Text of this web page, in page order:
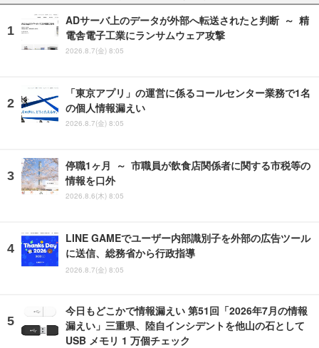
ADサーバ上のデータが外部へ転送されたと判断 ～ 精
電舎電子工業にランサムウェア攻撃
2026.8.7(金) 8:05
「東京アプリ」の運営に係るコールセンター業務で1名
の個人情報漏えい
2026.8.7(金) 8:05
停職1ヶ月 ～ 市職員が飲食店関係者に関する市税等の
情報を口外
2026.8.6(木) 8:05
LINE GAMEでユーザー内部識別子を外部の広告ツール
に送信、総務省から行政指導
2026.8.7(金) 8:05
今日もどこかで情報漏えい 第51回「2026年7月の情報
漏えい」三重県、陸自インシデントを他山の石として
USB メモリ 1 万個チェック